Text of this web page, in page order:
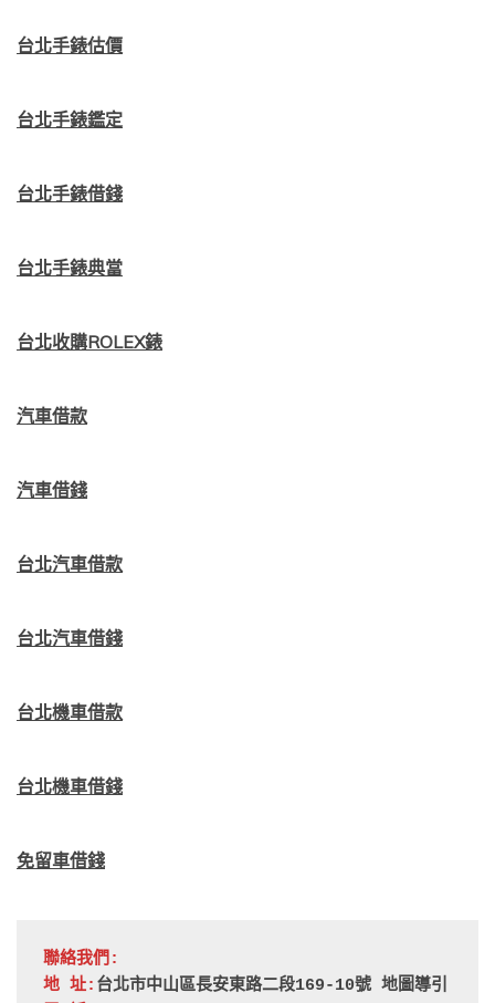
台北手錶估價
台北手錶鑑定
台北手錶借錢
台北手錶典當
台北收購ROLEX錶
汽車借款
汽車借錢
台北汽車借款
台北汽車借錢
台北機車借款
台北機車借錢
免留車借錢
聯絡我們:
地 址: 台北市中山區長安東路二段169-10號 地圖導引